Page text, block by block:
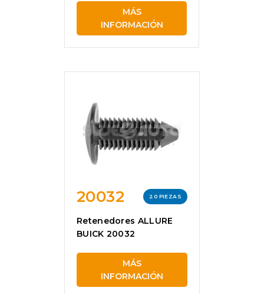
MÁS
INFORMACIÓN
20032 20 PIEZAS
Retenedores ALLURE
BUICK 20032
MÁS
INFORMACIÓN